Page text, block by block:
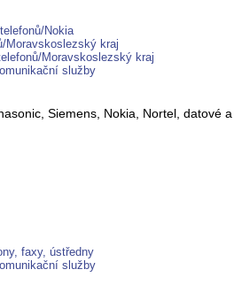
Nokia
Moravskoslezský kraj
Moravskoslezský kraj
služby
Siemens, Nokia, Nortel,
faxy, ústředny
služby